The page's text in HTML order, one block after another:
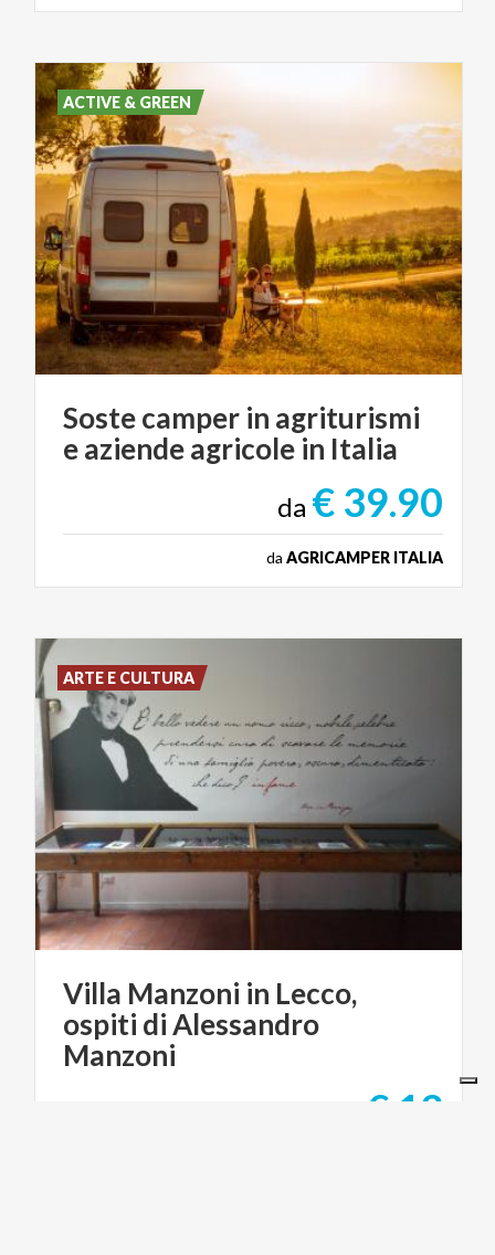
Sostecamper in agriturismi
eaziendeagricole in Italia
da € 39.90
da AGRICAMPER ITALIA
ACTIVE & GREEN
Villa Manzoni in Lecco,
ospiti di Alessandro
Manzoni
€ 12
ARTE E CULTURA